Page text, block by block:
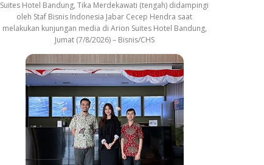
Suites Hotel Bandung, Tika Merdekawati (tengah) didampingi
oleh Staf Bisnis Indonesia Jabar Cecep Hendra saat
melakukan kunjungan media di Arion Suites Hotel Bandung,
Jumat (7/8/2026) – Bisnis/CHS